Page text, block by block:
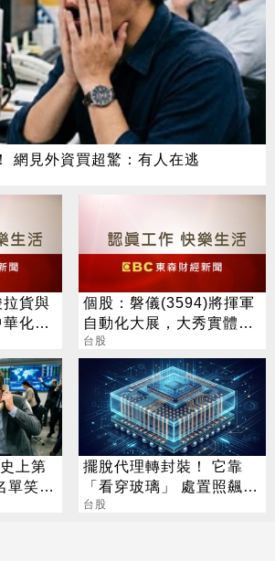
網見外資買超驚：有人在逃
貨與
化
高峰
個股：磐儀(3594)將揮軍
自動化大展，大秀實體AI/
邊緣運算/機器人肌肉
台股
上第
單笑：
擺脫代理轉封裝！ 它靠
「看穿玻璃」 處置照飆2
漲停
台股